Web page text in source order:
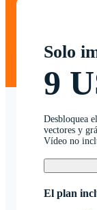
Solo
9
Desbloquea
vectores y
Vídeo no
El plan